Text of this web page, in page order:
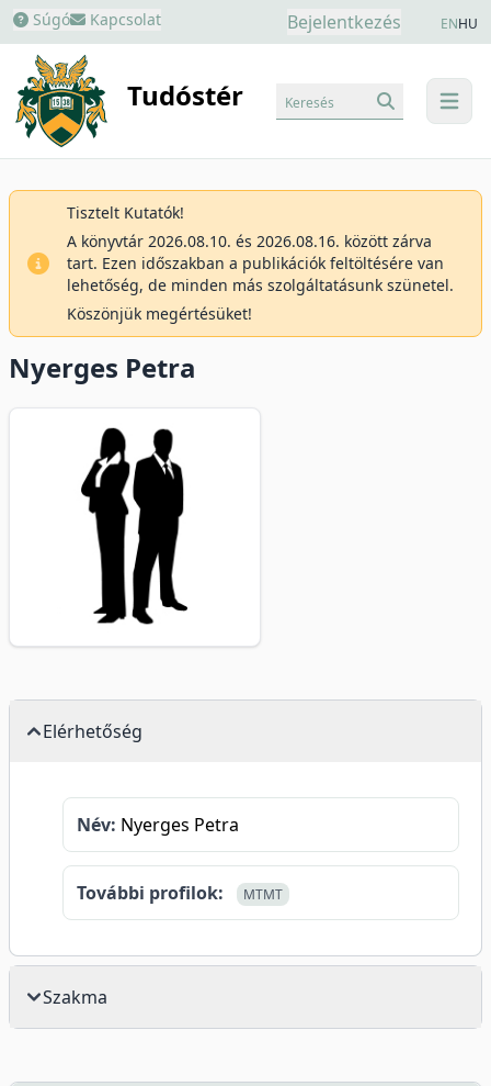
Súgó Kapcsolat Bejelentkezés ENHU
Tudóstér menu
Keresés
Tisztelt Kutatók!
A könyvtár 2026.08.10. és 2026.08.16. között zárva
tart. Ezen időszakban a publikációk feltöltésére van
lehetőség, de minden más szolgáltatásunk szünetel.
Köszönjük megértésüket!
Nyerges Petra
Elérhetőség
Név: Nyerges Petra
További profilok: MTMT
Szakma